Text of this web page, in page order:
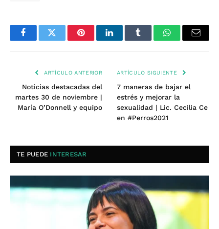
FacebookTwitter PinterestLinkedInTumblr WhatsAppEmail
ARTÍCULO ANTERIOR
Noticias destacadas del
martes 30 de noviembre |
María O’Donnell y equipo
ARTÍCULO SIGUIENTE
7 maneras de bajar el
estrés y mejorar la
sexualidad | Lic. Cecilia Ce
en #Perros2021
TE PUEDE INTERESAR